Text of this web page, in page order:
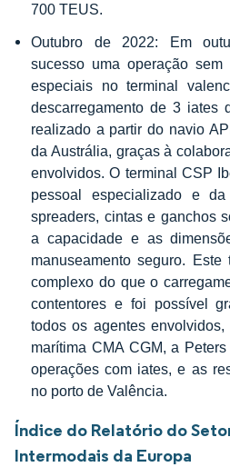
700 TEUS.
Outubro de 2022: Em
sucesso uma operação sem
especiais no terminal
descarregamento de 3 iates
realizado a partir do navio
da Austrália, graças à
envolvidos. O terminal CSP
pessoal especializado e da
spreaders, cintas e ganchos
a capacidade e as
manuseamento seguro.
complexo do que o
contentores e foi possível
todos os agentes
marítima CMA CGM, a
operações com iates, e as
no porto de Valência.
Índice do Relatório do
Intermodais da Europa